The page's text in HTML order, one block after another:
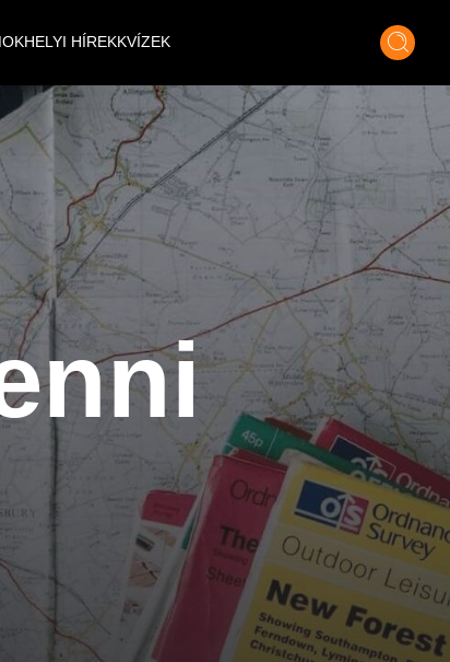
HELYI HÍREKKVÍZEK